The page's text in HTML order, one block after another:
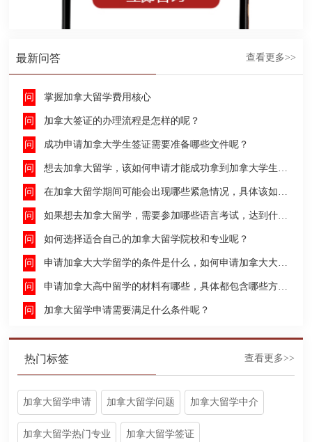
最新问答 查看更多>>
掌握加拿大留学费用核心
加拿大签证的办理流程是怎样的呢？
成功申请加拿大学生签证需要准备哪些文件呢？
想去加拿大留学，该如何申请才能成功拿到加拿大学生签证呢？
在加拿大留学期间可能会出现哪些紧急情况，具体该如何去处理这些紧急情况呢？
如果想去加拿大留学，需要参加哪些语言考试，达到什么水平才能申请呢？
如何选择适合自己的加拿大留学院校和专业呢？
申请加拿大大学留学的条件是什么，如何申请加拿大大学留学，留学的费用及签证申请流程是什么？
申请加拿大高中留学的材料有哪些，具体都包含哪些方面呢？
加拿大留学申请需要满足什么条件呢？
热门标签 查看更多>>
加拿大留学申请 加拿大留学问题 加拿大留学中介
加拿大留学热门专业 加拿大留学签证